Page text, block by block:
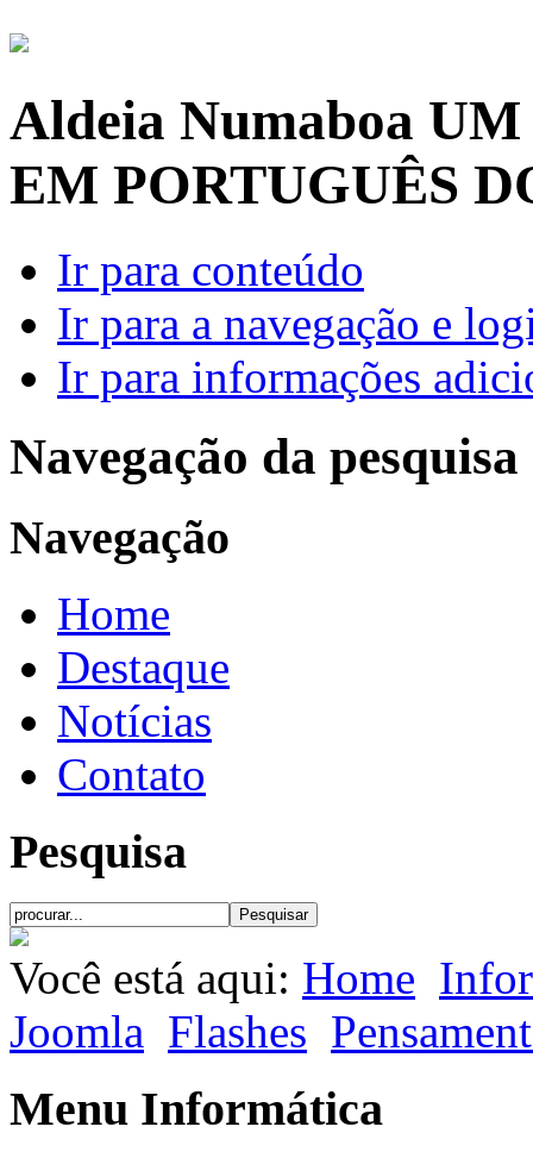
Aldeia Numaboa UM
EM PORTUGUÊS
Ir para conteúdo
Ir para a navegação e
Ir para informações
Navegação da pesquisa
Navegação
Home
Destaque
Notícias
Contato
Pesquisa
Você está aqui: Home
Joomla Flashes
Menu Informática